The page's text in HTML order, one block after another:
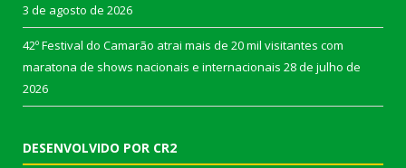
3 de agosto de 2026
42º Festival do Camarão atrai mais de 20 mil visitantes com
maratona de shows nacionais e internacionais 28 de julho de
2026
DESENVOLVIDO POR CR2